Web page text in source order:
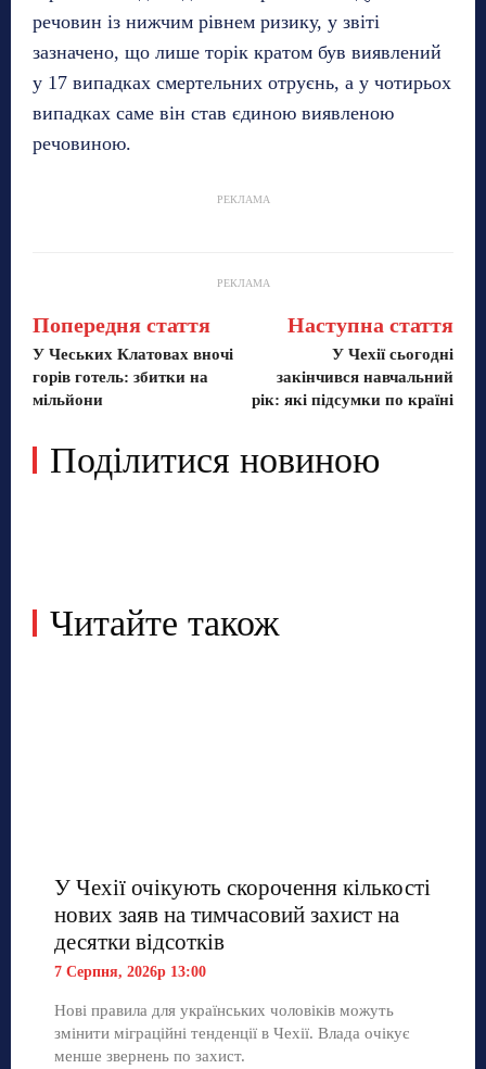
речовин із нижчим рівнем ризику, у звіті
зазначено, що лише торік кратом був виявлений
у 17 випадках смертельних отруєнь, а у чотирьох
випадках саме він став єдиною виявленою
речовиною.
РЕКЛАМА
РЕКЛАМА
Попередня стаття
У Чеських Клатовах вночі
горів готель: збитки на
мільйони
Наступна стаття
У Чехії сьогодні
закінчився навчальний
рік: які підсумки по країні
Поділитися новиною
Читайте також
У Чехії очікують скорочення кількості
нових заяв на тимчасовий захист на
десятки відсотків
7 Серпня, 2026р 13:00
Нові правила для українських чоловіків можуть
змінити міграційні тенденції в Чехії. Влада очікує
менше звернень по захист.